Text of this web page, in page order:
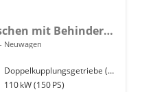
Selection Angebot f. Menschen mit Behinderung 100%! 1.5 TSI Mild-Hybrid 150PS DSG, 17" Alu, Parksensoren v/h, Rückfahrkamera, 3-Zonen-Climatronic, SunSet, Sitzheizung, Side Assist, Fernlicht-Assist, Tempomat, Infotainment 10" + Smartlink, Virtual Cockpit, Tempo
Neuwagen
Doppelkupplungsgetriebe (DSG)
110 kW (150 PS)